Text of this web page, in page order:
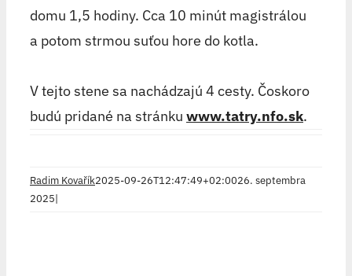
domu 1,5 hodiny. Cca 10 minút magistrálou
a potom strmou suťou hore do kotla.
V tejto stene sa nachádzajú 4 cesty. Čoskoro
budú pridané na stránku www.tatry.nfo.sk.
Radim Kovařík2025-09-26T12:47:49+02:0026. septembra
2025|